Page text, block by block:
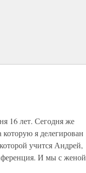
16 лет. Сегодня же
я делегирован
учится Андрей,
И мы с женой